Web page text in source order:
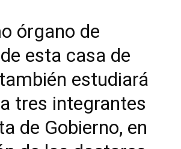
órgano de
esta casa de
estudiará
tres integrantes
de Gobierno, en